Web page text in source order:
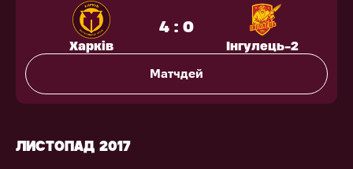
Харків
4 : 0
Інгулець-2
Матчдей
ЛИСТОПАД 2017